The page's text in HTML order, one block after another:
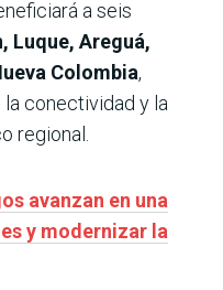
a seis
Luque, Areguá,
Colombia,
conectividad y la
regional.
avanzan en una
y modernizar la